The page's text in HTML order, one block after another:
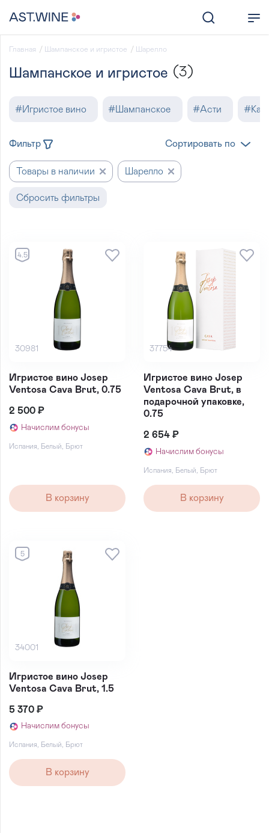
Главная Шампанское и игристое Шарелло
Шампанское и игристое (3)
#Игристое вино # Шампанское #Асти #
Фильтр Сортировать по
Товары в наличии Шарелло
Сбросить фильтры
4.5
30981
Игристое вино Josep
Ventosa Cava Brut, 0.75
2 500 ₽
Начислим бонусы
Испания Белый Брют
В корзину
37754
Игристое вино Josep
Ventosa Cava Brut, в
подарочной упаковке,
0.75
2 654 ₽
Начислим бонусы
Испания Белый Брют
В корзину
5
34001
Игристое вино Josep
Ventosa Cava Brut, 1.5
5 370 ₽
Начислим бонусы
Испания Белый Брют
В корзину